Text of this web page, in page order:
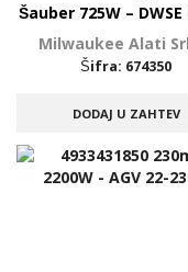
Šauber 725W – DWSE
Milwaukee Alati
Šifra: 674350
DODAJ U ZAHTEV